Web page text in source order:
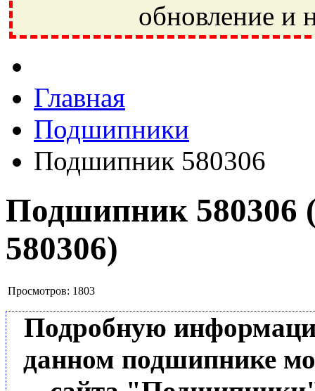
обновление и
Ивантеевка, подшипники, пневматика, метизы, техника,
Главная
Подшипники
Подшипник 580306
Подшипник 580306
580306)
Просмотров: 1803
Подробную
данном подшипнике